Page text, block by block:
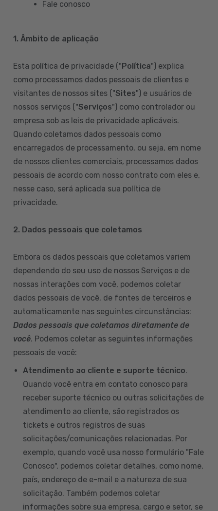
Fale conosco
1. Âmbito de aplicação
Esta política de privacidade ("Política") explica
como processamos dados pessoais de clientes e
visitantes de nossos sites ("Sites") e usuários de
nossos serviços ("Serviços") como controlador ou
empresa sob as leis de privacidade aplicáveis.
Quando coletamos dados pessoais como
encarregados de processamento, ou seja, em nome
de nossos clientes comerciais, processamos dados
pessoais de acordo com nosso contrato com eles e,
nesse caso, será aplicada sua política de
privacidade.
2. Dados pessoais que coletamos
Embora os dados pessoais que coletamos variem
dependendo do seu uso de nossos Serviços e de
nossas interações com você, podemos coletar
dados pessoais de você, de fontes de terceiros e
automaticamente nas seguintes circunstâncias:
Dados pessoais que coletamos diretamente de
você. Podemos coletar as seguintes informações
pessoais de você:
Atendimento ao cliente e suporte técnico.
Quando você entra em contato conosco para
receber suporte técnico ou outras solicitações de
atendimento ao cliente, são registrados os
tickets e outros registros de suas
solicitações/comunicações relacionadas. Por
exemplo, quando você usa nosso formulário "Fale
Conosco", podemos coletar detalhes, como nome,
país, endereço de e-mail e a natureza de sua
solicitação. Também podemos coletar
informações sobre sua empresa, cargo e setor, se